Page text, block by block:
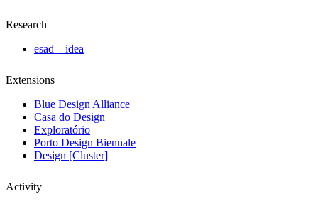
Research
esad—idea
Extensions
Blue Design Alliance
Casa do Design
Exploratório
Porto Design Biennale
Design [Cluster]
Activity